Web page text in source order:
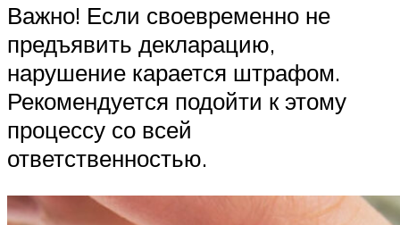
Важно! Если своевременно не
предъявить декларацию,
нарушение карается штрафом.
Рекомендуется подойти к этому
процессу со всей
ответственностью.